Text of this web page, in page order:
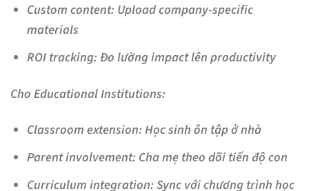
Custom content: Upload company-specific
materials
ROI tracking: Đo lường impact lên productivity
Cho Educational Institutions:
Classroom extension: Học sinh ôn tập ở nhà
Parent involvement: Cha mẹ theo dõi tiến độ con
Curriculum integration: Sync với chương trình học